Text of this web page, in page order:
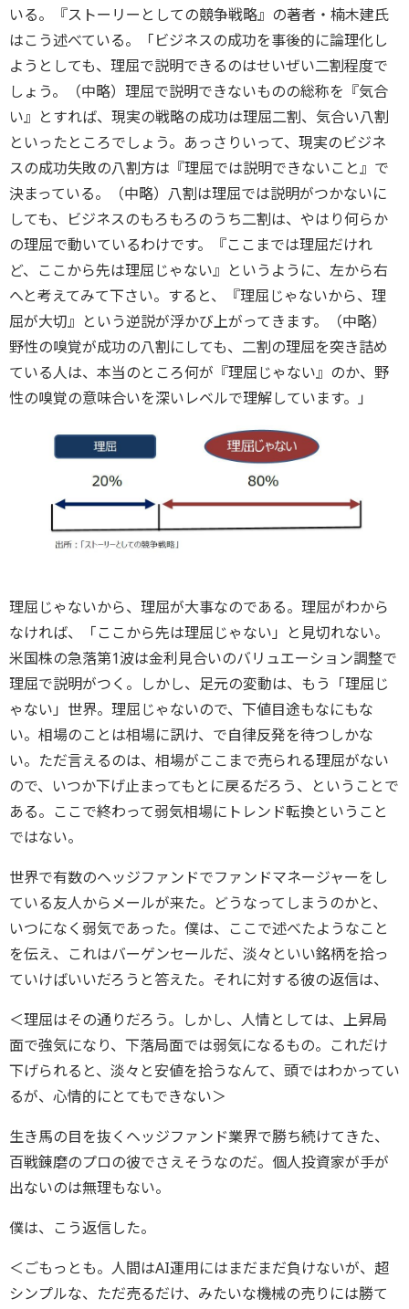
いる。『ストーリーとしての競争戦略』の著者・楠木建氏
はこう述べている。「ビジネスの成功を事後的に論理化し
ようとしても、理屈で説明できるのはせいぜい二割程度で
しょう。（中略）理屈で説明できないものの総称を『気合
い』とすれば、現実の戦略の成功は理屈二割、気合い八割
といったところでしょう。あっさりいって、現実のビジネ
スの成功失敗の八割方は『理屈では説明できないこと』で
決まっている。（中略）八割は理屈では説明がつかないに
しても、ビジネスのもろもろのうち二割は、やはり何らか
の理屈で動いているわけです。『ここまでは理屈だけれ
ど、ここから先は理屈じゃない』というように、左から右
へと考えてみて下さい。すると、『理屈じゃないから、理
屈が大切』という逆説が浮かび上がってきます。（中略）
野性の嗅覚が成功の八割にしても、二割の理屈を突き詰め
ている人は、本当のところ何が『理屈じゃない』のか、野
性の嗅覚の意味合いを深いレベルで理解しています。」
理屈じゃないから、理屈が大事なのである。理屈がわから
なければ、「ここから先は理屈じゃない」と見切れない。
米国株の急落第1波は金利見合いのバリュエーション調整で
理屈で説明がつく。しかし、足元の変動は、もう「理屈じ
ゃない」世界。理屈じゃないので、下値目途もなにもな
い。相場のことは相場に訊け、で自律反発を待つしかな
い。ただ言えるのは、相場がここまで売られる理屈がない
ので、いつか下げ止まってもとに戻るだろう、ということで
ある。ここで終わって弱気相場にトレンド転換ということ
ではない。
世界で有数のヘッジファンドでファンドマネージャーをし
ている友人からメールが来た。どうなってしまうのかと、
いつになく弱気であった。僕は、ここで述べたようなこと
を伝え、これはバーゲンセールだ、淡々といい銘柄を拾っ
ていけばいいだろうと答えた。それに対する彼の返信は、
＜理屈はその通りだろう。しかし、人情としては、上昇局
面で強気になり、下落局面では弱気になるもの。これだけ
下げられると、淡々と安値を拾うなんて、頭ではわかってい
るが、心情的にとてもできない＞
生き馬の目を抜くヘッジファンド業界で勝ち続けてきた、
百戦錬磨のプロの彼でさえそうなのだ。個人投資家が手が
出ないのは無理もない。
僕は、こう返信した。
＜ごもっとも。人間はAI運用にはまだまだ負けないが、超
シンプルな、ただ売るだけ、みたいな機械の売りには勝て